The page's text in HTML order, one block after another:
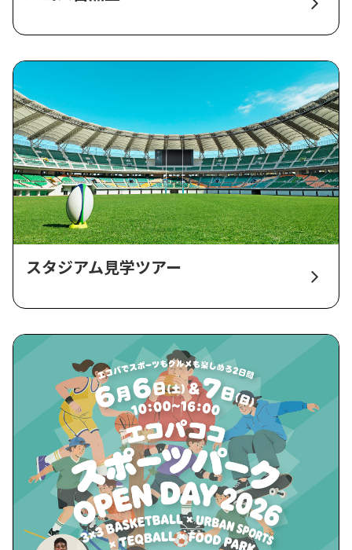
スタジアム見学ツアー